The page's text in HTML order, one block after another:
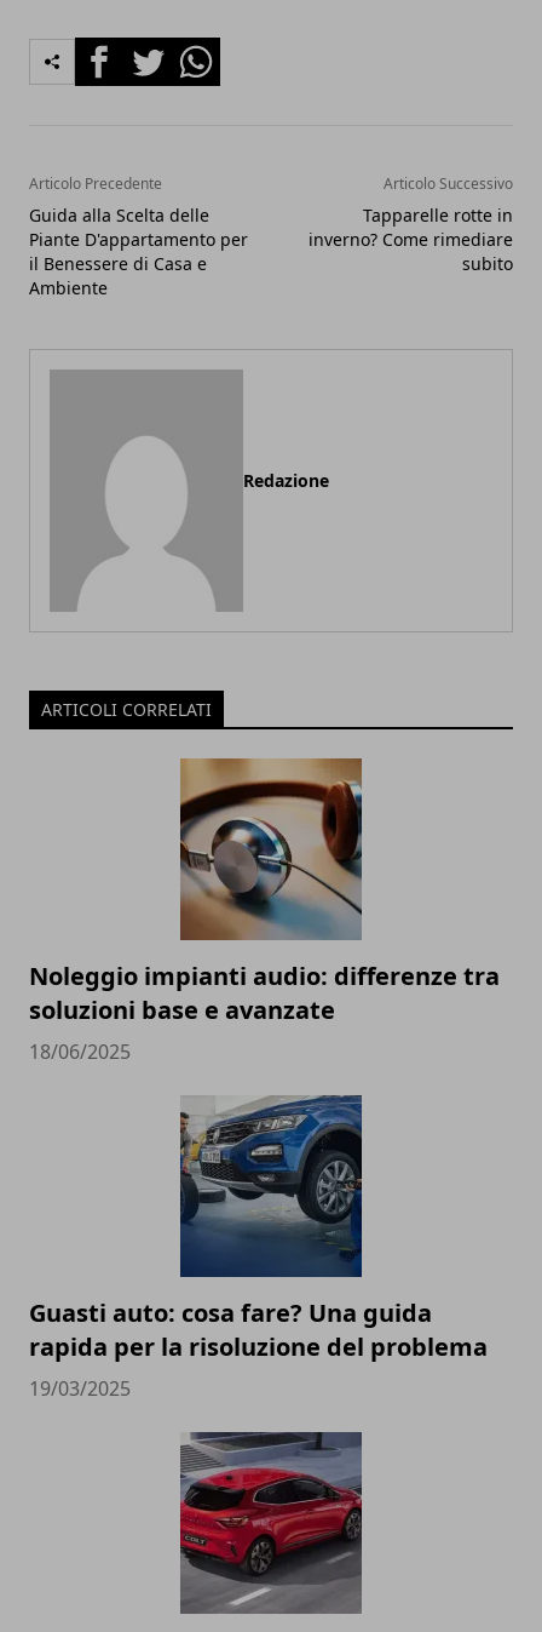
FacebookTwitterWhatsapp
Articolo Precedente
Guida alla Scelta delle
Piante D'appartamento per
il Benessere di Casa e
Ambiente
Articolo Successivo
Tapparelle rotte in
inverno? Come rimediare
subito
Redazione
ARTICOLI CORRELATI
Noleggio impianti audio: differenze tra
soluzioni base e avanzate
18/06/2025
Guasti auto: cosa fare? Una guida
rapida per la risoluzione del problema
19/03/2025